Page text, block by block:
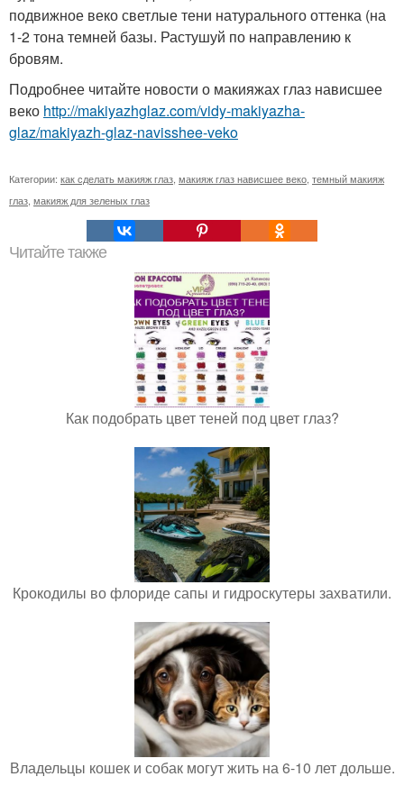
подвижное веко светлые тени натурального оттенка (на
1-2 тона темней базы. Растушуй по направлению к
бровям.
Подробнее читайте новости о макияжах глаз нависшее
веко http://makiyazhglaz.com/vidy-makiyazha-
glaz/makiyazh-glaz-navisshee-veko
Категории: как сделать макияж глаз макияж глаз нависшее веко темный макияж
глаз макияж для зеленых глаз
Читайте также
Как подобрать цвет теней под цвет глаз?
Крокодилы во флориде сапы и гидроскутеры захватили.
Владельцы кошек и собак могут жить на 6-10 лет дольше.